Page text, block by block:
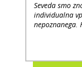
Seveda smo
individualna
nepoznanega.